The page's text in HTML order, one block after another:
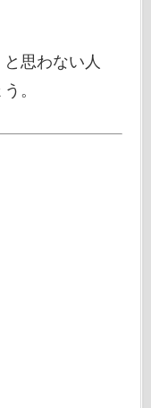
思わない人
。